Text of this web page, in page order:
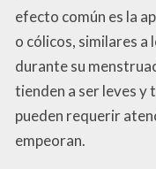
efecto común es la
o cólicos, similares a
durante su
tienden a ser leves y
pueden requerir
empeoran.